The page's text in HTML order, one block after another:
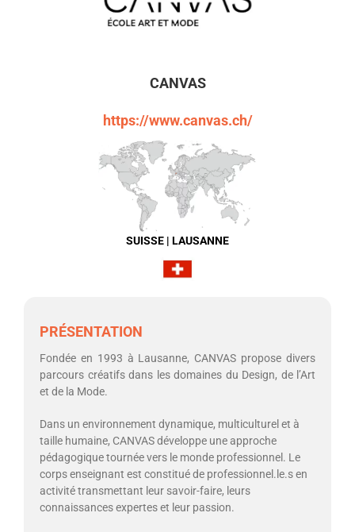
CANVAS
https://www.canvas.ch/
SUISSE | LAUSANNE
PRÉSENTATION
Fondée en 1993 à Lausanne, CANVAS propose divers
parcours créatifs dans les domaines du Design, de l’Art
et de la Mode.
Dans un environnement dynamique, multiculturel et à
taille humaine, CANVAS développe une approche
pédagogique tournée vers le monde professionnel. Le
corps enseignant est constitué de professionnel.le.s en
activité transmettant leur savoir-faire, leurs
connaissances expertes et leur passion.